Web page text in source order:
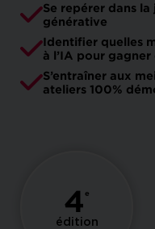
Se repérer dans la
générative
Identifier quelles
à l’IA pour
S’entraîner aux
ateliers 100%
4e
édition